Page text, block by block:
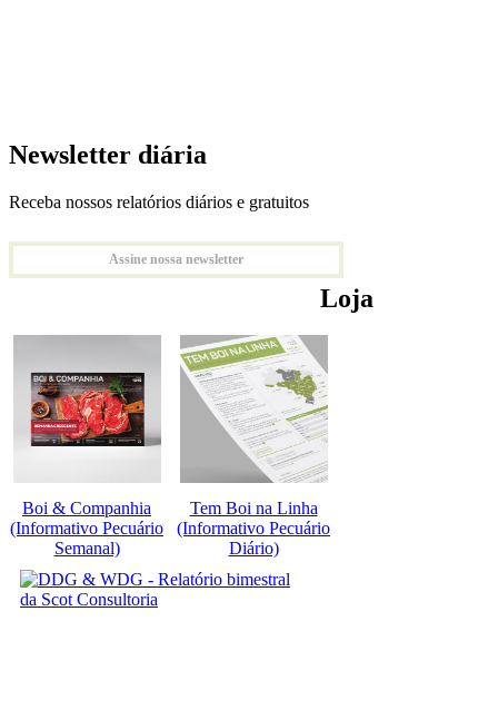
Newsletter diária
Receba nossos relatórios diários e gratuitos
Assine nossa newsletter
Loja
Boi & Companhia
(Informativo Pecuário
Semanal)
Tem Boi na Linha
(Informativo Pecuário
Diário)